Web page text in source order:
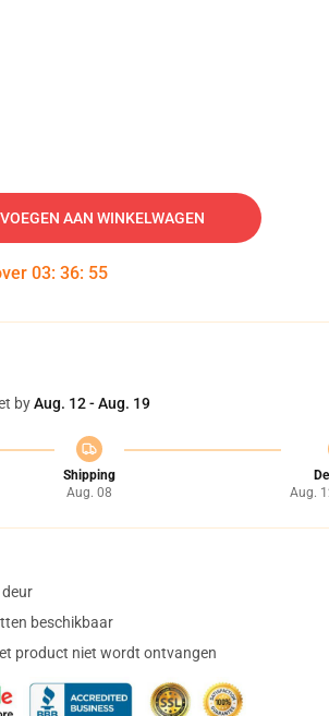
AAN WINKELWAGEN
03: 36: 54
byAug. 12 - Aug. 19
Shipping
Aug. 08
Aug.
beschikbaar
product niet wordt ontvangen